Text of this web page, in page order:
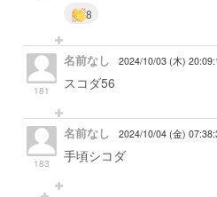
8
181
名前なし 2024/10/03 (木)
スコダ56
183
名前なし 2024/10/04 (金)
手頃シコダ